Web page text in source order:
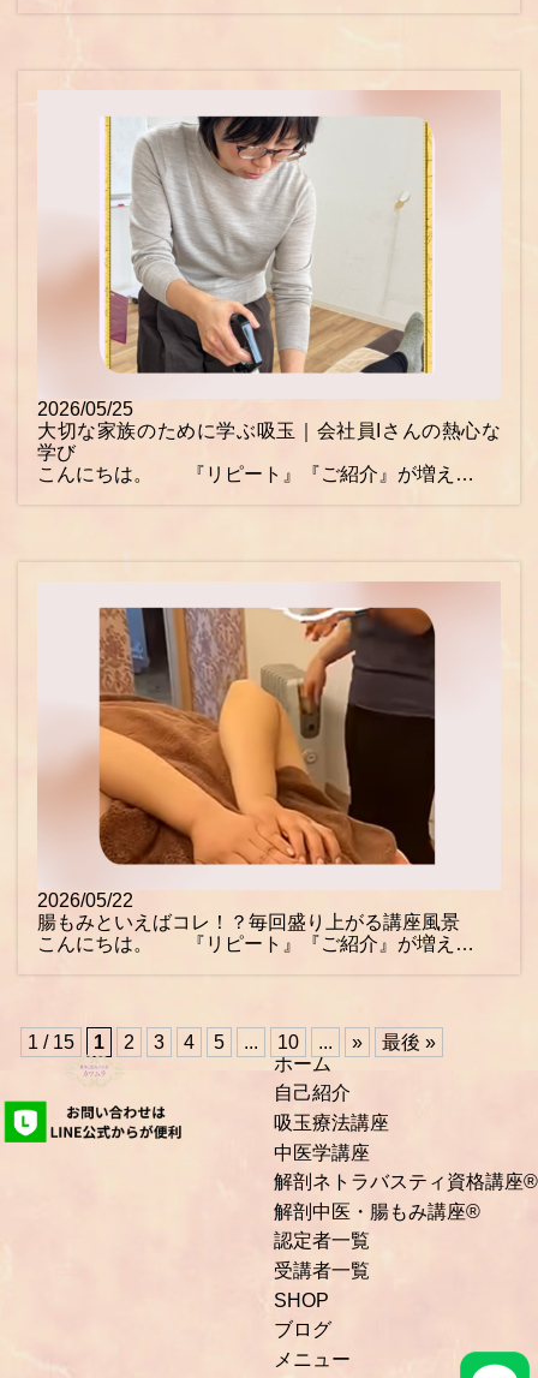
2026/05/25
大切な家族のために学ぶ吸玉｜会社員Iさんの熱心な
学び
こんにちは。 『リピート』『ご紹介』が増え…
2026/05/22
腸もみといえばコレ！？毎回盛り上がる講座風景
こんにちは。 『リピート』『ご紹介』が増え…
1 / 15 1 2 3 4 5 ... 10 ... »
最後 »
ホーム
自己紹介
吸玉療法講座
中医学講座
解剖ネトラバスティ資格講座®
解剖中医・腸もみ講座®
認定者一覧
受講者一覧
SHOP
ブログ
メニュー